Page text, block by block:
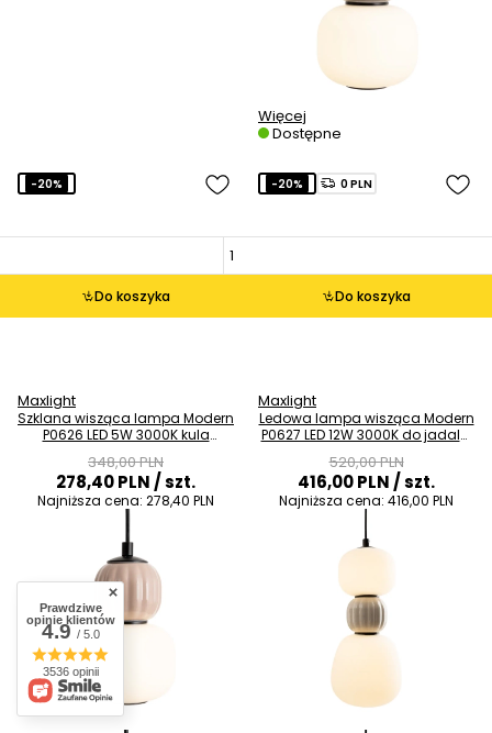
Więcej
Dostępne
Do koszyka
-20%
Maxlight
Szklana wisząca lampa Modern
P0626 LED 5W 3000K kula
348,00 PLN
278,40 PLN/ szt.
Najniższa cena: 278,40 PLN
Do koszyka
-20% 0 PLN
Maxlight
Ledowa lampa wisząca Modern
P0627 LED 12W 3000K do jadalni
520,00 PLN
416,00 PLN/ szt.
Najniższa cena: 416,00 PLN
Prawdziwe
opinie klientów
4.9/ 5.0
3536 opinii